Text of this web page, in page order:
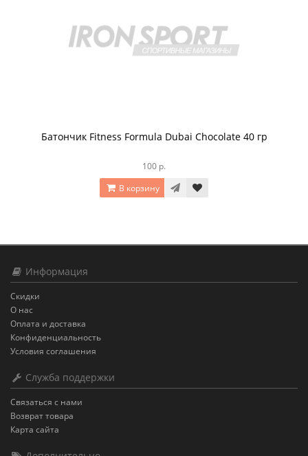
Батончик Fitness Formula Dubai Chocolate 40 гр
100 р.
В корзину
Информация
Скидки
О нас
Оплата и доставка
Конфиденциальность
Условия соглашения
Служба поддержки
Связаться с нами
Возврат товара
Карта сайта